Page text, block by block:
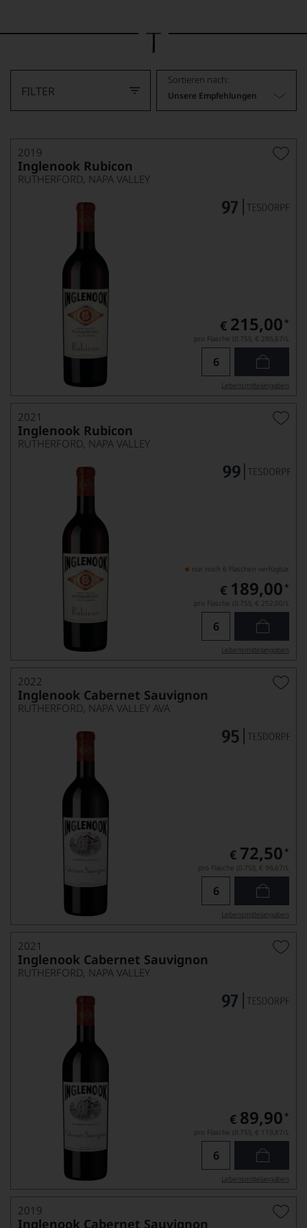
von
FILTER
Sortieren nach:
Unsere Empfehlungen
2019
Inglenook Rubicon
RUTHERFORD, NAPA VALLEY
€ 215,00 *
pro Flasche (0.75l), € 286,67/L
Lebensmittel­angaben
2021
Inglenook Rubicon
RUTHERFORD, NAPA VALLEY
nur noch 6 Flaschen verfügbar
€ 189,00 *
pro Flasche (0.75l), € 252,00/L
Lebensmittel­angaben
2022
Inglenook Cabernet Sauvignon
RUTHERFORD, NAPA VALLEY AVA
€ 72,50 *
pro Flasche (0.75l), € 96,67/L
Lebensmittel­angaben
2021
Inglenook Cabernet Sauvignon
RUTHERFORD, NAPA VALLEY
€ 89,90 *
pro Flasche (0.75l), € 119,87/L
Lebensmittel­angaben
2019
Inglenook Cabernet Sauvignon